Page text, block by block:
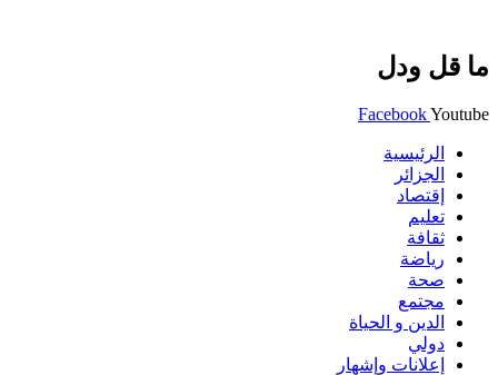
ما قل ودل
FacebookYoutube
الرئيسية
الجزائر
إقتصاد
تعليم
ثقافة
رياضة
صحة
مجتمع
الدين و الحياة
دولي
إعلانات وإشهار